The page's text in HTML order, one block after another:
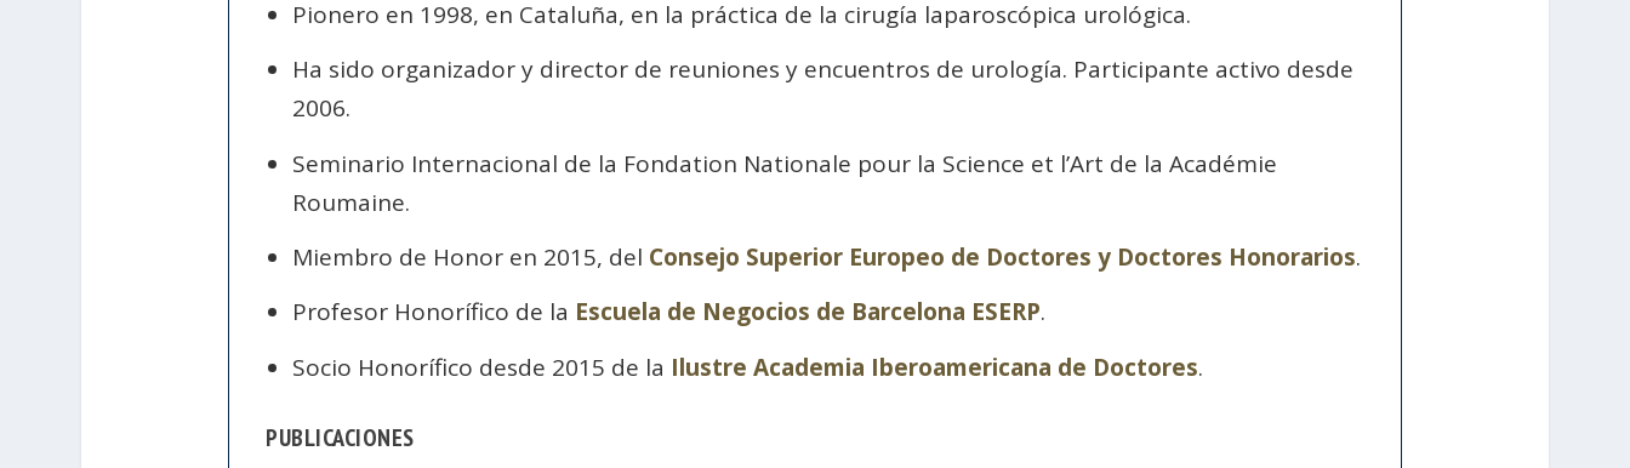
Pionero en 1998, en Cataluña, en la práctica de la cirugía laparoscópica urológica.
Ha sido organizador y director de reuniones y encuentros de urología. Participante activo desde
2006.
Seminario Internacional de la Fondation Nationale pour la Science et l’Art de la Académie
Roumaine.
Miembro de Honor en 2015, del Consejo Superior Europeo de Doctores y Doctores Honorarios.
Profesor Honorífico de la Escuela de Negocios de Barcelona ESERP.
Socio Honorífico desde 2015 de la Ilustre Academia Iberoamericana de Doctores.
PUBLICACIONES